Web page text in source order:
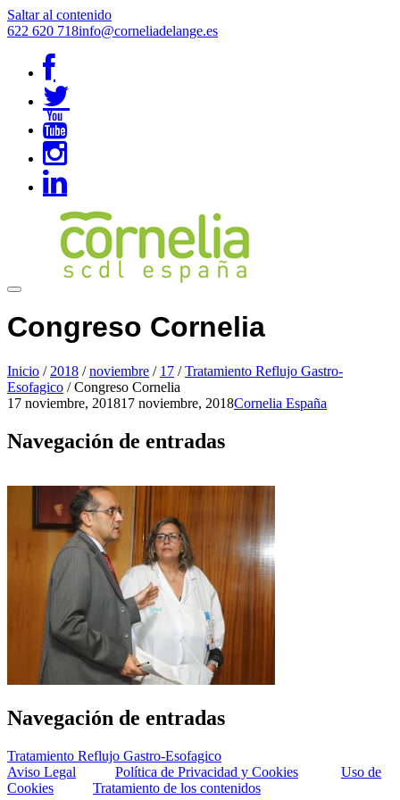
Saltar al contenido
622 620 718info@corneliadelange.es
Congreso Cornelia
Inicio / 2018 / noviembre / 17 / Tratamiento Reflujo Gastro-
Esofagico / Congreso Cornelia
17 noviembre, 201817 noviembre, 2018Cornelia España
Navegación de entradas
Navegación de entradas
Tratamiento Reflujo Gastro-Esofagico
Aviso Legal
Política de Privacidad y Cookies
Uso de
Cookies
Tratamiento de los contenidos